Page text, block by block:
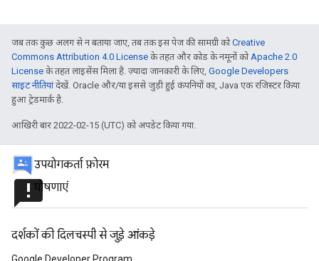
जब तक कुछ अलग से न बताया जाए, तब तक इस पेज की सामग्री कोCreative
Commons Attribution 4.0 License के तहत और कोड के नमूनों कोApache 2.0
License के तहत लाइसेंस मिला है. ज़्यादा जानकारी के लिए, Google Developers
साइट नीतियांदेखें. Oracle और/या इससे जुड़ी हुई कंपनियों का, Java एक रजिस्टर किया
हुआ ट्रेडमार्क है.
आखिरी बार 2022-02-15 (UTC) को अपडेट किया गया.
उपयोगकर्ता फ़ोरम
announcementघोषणाएं
दर्शकों की दिलचस्पी से जुड़े आंकड़े